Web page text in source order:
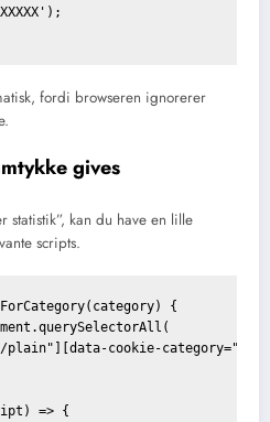
fordi browseren ignorerer
gives
statistik”, kan du have en lille
scripts.
{
plain"][data-cookie-category="' +
=> {